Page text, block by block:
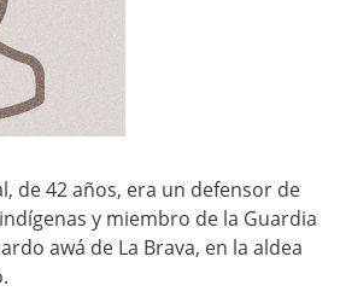
de 42 años, era un defensor de
y miembro de la Guardia
awá de La Brava, en la aldea